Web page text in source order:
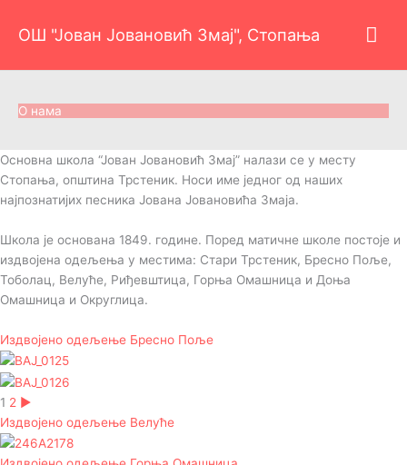
ОШ "Јован Јовановић Змај", Стопања
О нама
Основна школа “Јован Јовановић Змај” налази се у месту
Стопања, општина Трстеник. Носи име једног од наших
најпознатијих песника Јована Јовановића Змаја.
Школа је основана 1849. године. Поред матичне школе постоје и
издвојена одељења у местима: Стари Трстеник, Бресно Поље,
Тоболац, Велуће, Риђевштица, Горња Омашница и Доња
Омашница и Округлица.
Издвојено одељење Бресно Поље
1 2 ►
Издвојено одељење Велуће